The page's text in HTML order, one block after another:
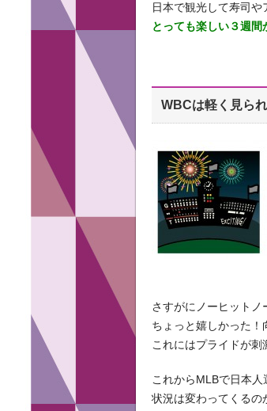
日本で観光して寿司
とっても楽しい３週間
WBCは軽く見ら
さすがにノーヒットノ
ちょっと嬉しかった！
これにはプライドが刺
これからMLBで日本
状況は変わってくるの